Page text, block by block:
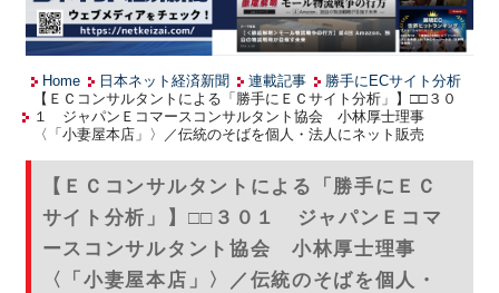
Home 日本ネット経済新聞 連載記事
勝手にECサイト分析
【ＥＣコンサルタントによる「勝手にＥＣサイト分析」】□□３０
１ ジャパンＥコマースコンサルタント協会 小林厚士理事
〈「小妻屋本店」〉／伝統のそばを個人・法人にネット販売
【ＥＣコンサルタントによる「勝手にＥＣ
サイト分析」】□□３０１ ジャパンＥコマ
ースコンサルタント協会 小林厚士理事
〈「小妻屋本店」〉／伝統のそばを個人・